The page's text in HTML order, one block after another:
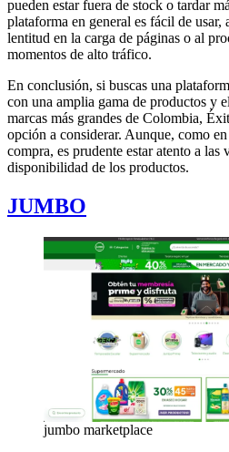
pueden estar fuera de stock o tardar
plataforma en general es fácil de usar,
lentitud en la carga de páginas o al
momentos de alto tráfico.
En conclusión, si buscas una
con una amplia gama de productos y
marcas más grandes de Colombia,
opción a considerar. Aunque, como
compra, es prudente estar atento a las
disponibilidad de los productos.
JUMBO
jumbo marketplace